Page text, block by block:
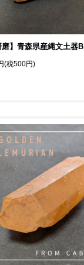
磨】青森県産縄文土器B
(税500円)